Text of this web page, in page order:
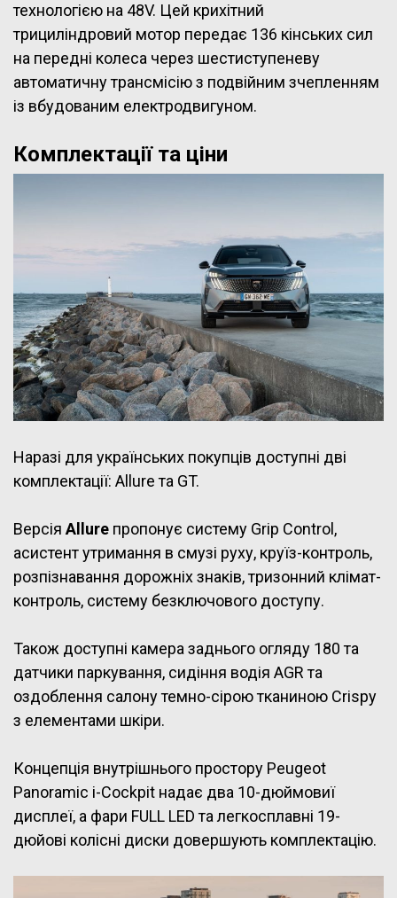
технологією на 48V. Цей крихітний
трициліндровий мотор передає 136 кінських сил
на передні колеса через шестиступеневу
автоматичну трансмісію з подвійним зчепленням
із вбудованим електродвигуном.
Комплектації та ціни
Наразі для українських покупців доступні дві
комплектації: Allure та GT.
Версія Allure пропонує систему Grip Control,
асистент утримання в смузі руху, круїз-контроль,
розпізнавання дорожніх знаків, тризонний клімат-
контроль, систему безключового доступу.
Також доступні камера заднього огляду 180 та
датчики паркування, сидіння водія AGR та
оздоблення салону темно-сірою тканиною Crispy
з елементами шкіри.
Концепція внутрішнього простору Peugeot
Panoramic i-Cockpit надає два 10-дюймовиї
дисплеї, а фари FULL LED та легкосплавні 19-
дюйові колісні диски довершують комплектацію.